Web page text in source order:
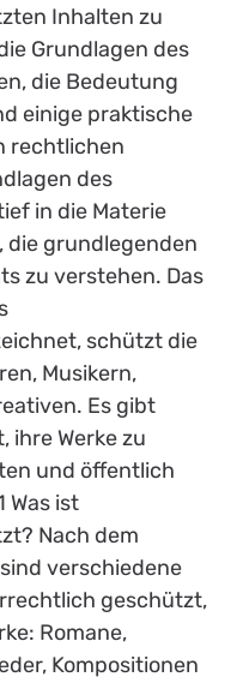
Inhalten zu
Grundlagen des
die Bedeutung
einige praktische
rechtlichen
des
in die Materie
die grundlegenden
zu verstehen. Das
schützt die
Musikern,
Es gibt
ihre Werke zu
und öffentlich
Was ist
Nach dem
verschiedene
geschützt,
Romane,
Kompositionen